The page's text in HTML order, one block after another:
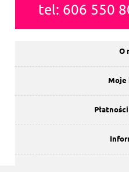
tel: 606 550
O
Moje